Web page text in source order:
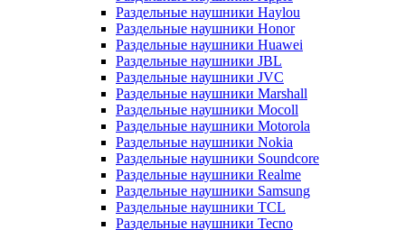
Раздельные наушники Haylou
Раздельные наушники Honor
Раздельные наушники Huawei
Раздельные наушники JBL
Раздельные наушники JVC
Раздельные наушники Marshall
Раздельные наушники Mocoll
Раздельные наушники Motorola
Раздельные наушники Nokia
Раздельные наушники Soundcore
Раздельные наушники Realme
Раздельные наушники Samsung
Раздельные наушники TCL
Раздельные наушники Tecno